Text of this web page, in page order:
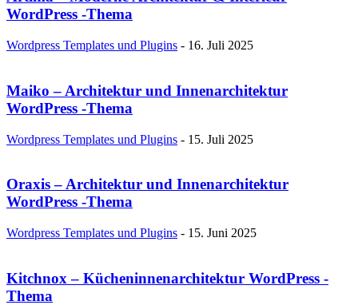
WordPress -Thema
Wordpress Templates und Plugins - 16. Juli 2025
Maiko – Architektur und Innenarchitektur
WordPress -Thema
Wordpress Templates und Plugins - 15. Juli 2025
Oraxis – Architektur und Innenarchitektur
WordPress -Thema
Wordpress Templates und Plugins - 15. Juni 2025
Kitchnox – Kücheninnenarchitektur WordPress -
Thema